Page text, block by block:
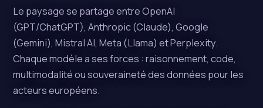
Le paysage se partage entre OpenAI
(GPT/ChatGPT), Anthropic (Claude), Google
(Gemini), Mistral AI, Meta (Llama) et Perplexity.
Chaque modèle a ses forces : raisonnement, code,
multimodalité ou souveraineté des données pour les
acteurs européens.